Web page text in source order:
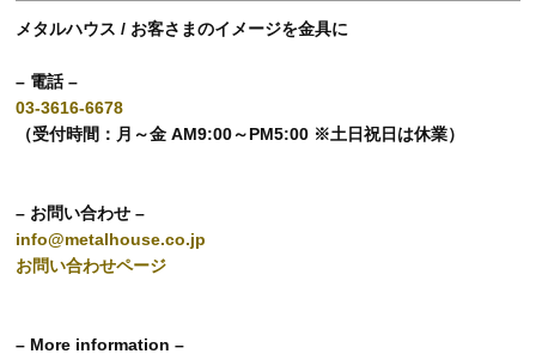
メタルハウス / お客さまのイメージを金具に
– 電話 –
03-3616-6678
（受付時間：月～金 AM9:00～PM5:00 ※土日祝日は休業）
– お問い合わせ –
info@metalhouse.co.jp
お問い合わせページ
– More information –